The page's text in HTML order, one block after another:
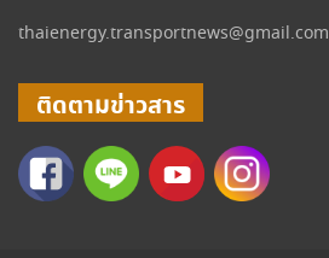
thaienergy.transportnews@gmail.com
ติดตามข่าวสาร